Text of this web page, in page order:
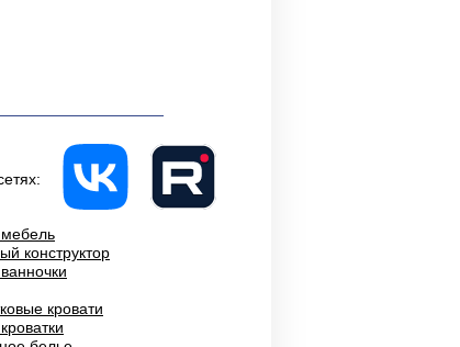
мебель
конструктор
кровати